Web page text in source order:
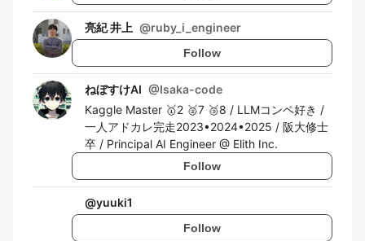
亮紀 井上 @ruby_i_engineer
Follow
ねぼすけAI @Isaka-code
Kaggle Master 🥇2 🥈7 🥉8 / LLMコンペ好き /
一人アドカレ完走2023•2024•2025 / 阪大修士
卒 / Principal AI Engineer @ Elith Inc.
Follow
@yuuki1
Follow